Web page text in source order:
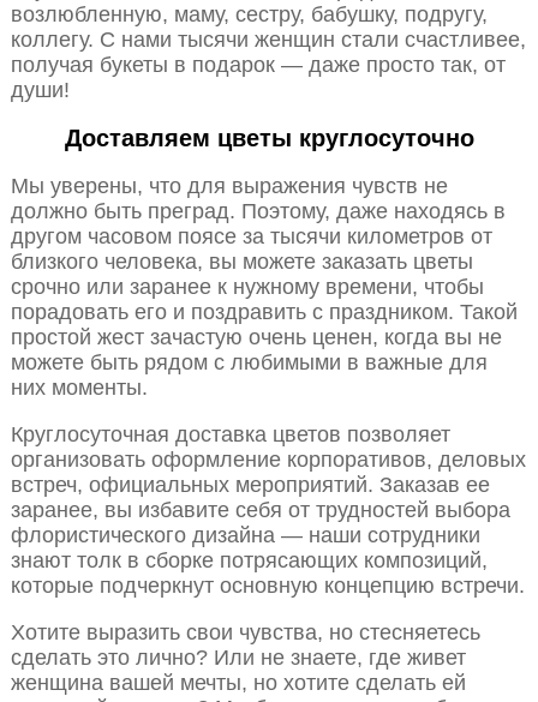
возлюбленную, маму, сестру, бабушку, подругу,
коллегу. С нами тысячи женщин стали счастливее,
получая букеты в подарок — даже просто так, от
души!
Доставляем цветы круглосуточно
Мы уверены, что для выражения чувств не
должно быть преград. Поэтому, даже находясь в
другом часовом поясе за тысячи километров от
близкого человека, вы можете заказать цветы
срочно или заранее к нужному времени, чтобы
порадовать его и поздравить с праздником. Такой
простой жест зачастую очень ценен, когда вы не
можете быть рядом с любимыми в важные для
них моменты.
Круглосуточная доставка цветов позволяет
организовать оформление корпоративов, деловых
встреч, официальных мероприятий. Заказав ее
заранее, вы избавите себя от трудностей выбора
флористического дизайна — наши сотрудники
знают толк в сборке потрясающих композиций,
которые подчеркнут основную концепцию встречи.
Хотите выразить свои чувства, но стесняетесь
сделать это лично? Или не знаете, где живет
женщина вашей мечты, но хотите сделать ей